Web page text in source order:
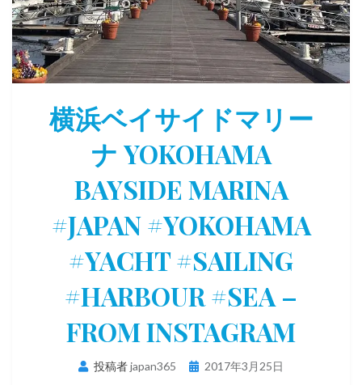
横浜ベイサイドマリー
ナ YOKOHAMA
BAYSIDE MARINA
#JAPAN #YOKOHAMA
#YACHT #SAILING
#HARBOUR #SEA –
FROM INSTAGRAM
投稿者japan365
投 2017年3月25日